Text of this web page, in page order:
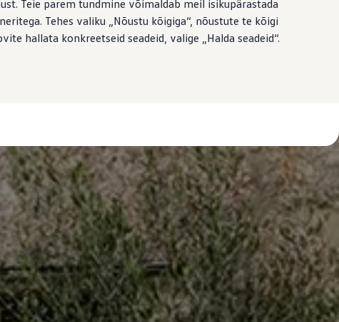
Teie parem tundmine võimaldab meil isikupärastada
Tehes valiku „Nõustu kõigiga“, nõustute te kõigi
hallata konkreetseid seadeid, valige „Halda seadeid“.